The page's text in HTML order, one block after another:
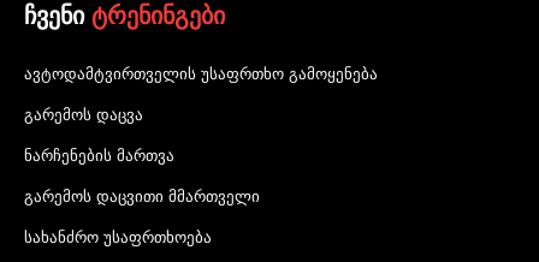
ჩვენი ტრენინგები
ავტოდამტვირთველის უსაფრთხო გამოყენება
გარემოს დაცვა
ნარჩენების მართვა
გარემოს დაცვითი მმართველი
სახანძრო უსაფრთხოება